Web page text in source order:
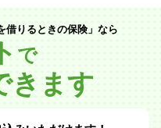
借りるときの保険」なら
で
きます